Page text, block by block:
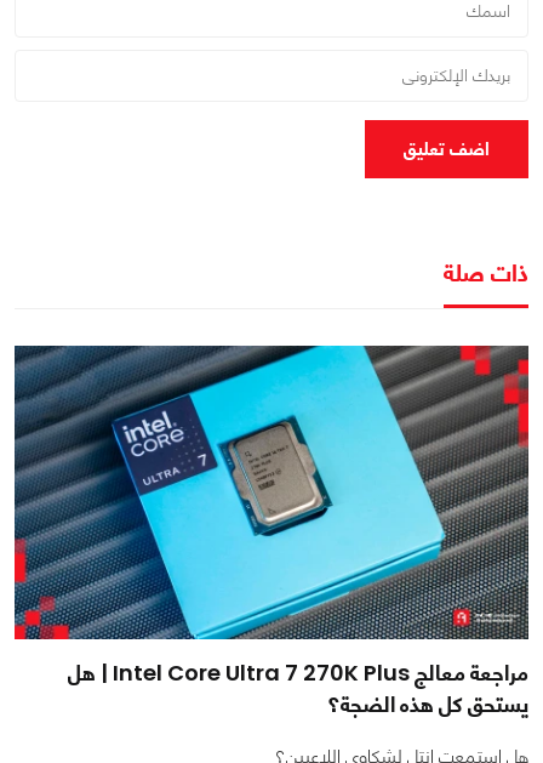
اضف تعليق
ذات صلة
مراجعة معالج Intel Core Ultra 7 270K Plus | هل
يستحق كل هذه الضجة؟
هل استمعت إنتل لشكاوى اللاعبين؟